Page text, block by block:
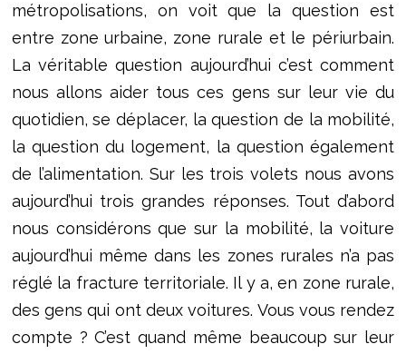
métropolisations, on voit que la question est
entre zone urbaine, zone rurale et le périurbain.
La véritable question aujourd’hui c’est comment
nous allons aider tous ces gens sur leur vie du
quotidien, se déplacer, la question de la mobilité,
la question du logement, la question également
de l’alimentation. Sur les trois volets nous avons
aujourd’hui trois grandes réponses. Tout d’abord
nous considérons que sur la mobilité, la voiture
aujourd’hui même dans les zones rurales n’a pas
réglé la fracture territoriale. Il y a, en zone rurale,
des gens qui ont deux voitures. Vous vous rendez
compte ? C’est quand même beaucoup sur leur